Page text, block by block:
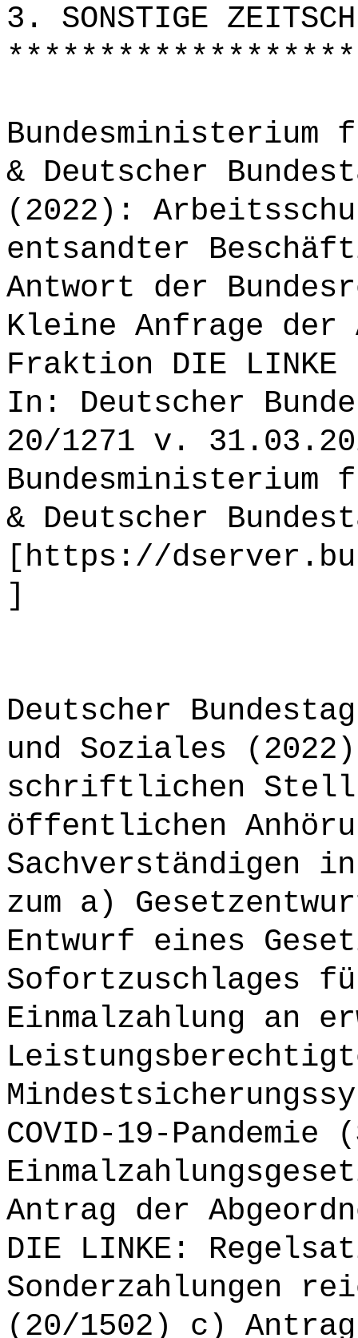
3. SONSTIGE
& Deutscher
(2022):
entsandter
Antwort der
Kleine Anfrage der
Fraktion DIE
In: Deutscher
20/1271 v.
& Deutscher
[https://
]
Deutscher
und Soziales
schriftlichen
öffentlichen
Sachverständigen
zum a)
Entwurf eines
Sofortzuschlages
Einmalzahlung an
COVID-19-
Antrag der
DIE LINKE:
Sonderzahlungen
(20/1502) c)